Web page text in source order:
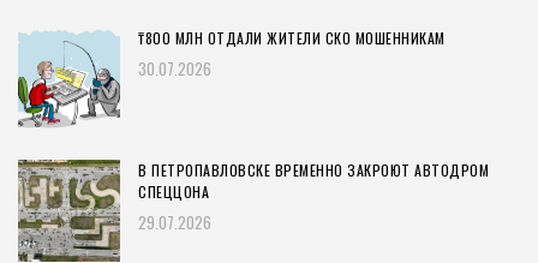
₸800 МЛН ОТДАЛИ ЖИТЕЛИ СКО МОШЕННИКАМ
30.07.2026
В ПЕТРОПАВЛОВСКЕ ВРЕМЕННО ЗАКРОЮТ АВТОДРОМ
СПЕЦЦОНА
29.07.2026